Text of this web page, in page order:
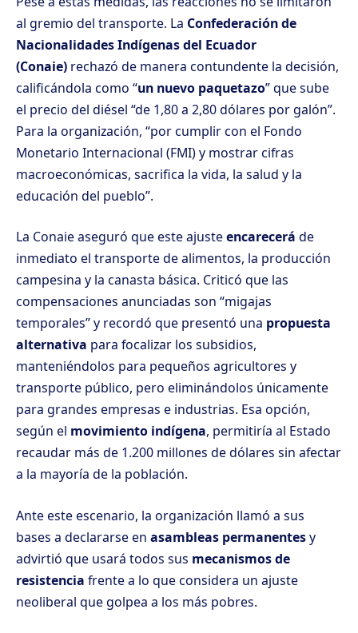
al gremio del transporte. La Confederación de
Nacionalidades Indígenas del Ecuador
(Conaie) rechazó de manera contundente la decisión,
calificándola como “un nuevo paquetazo” que sube
el precio del diésel “de 1,80 a 2,80 dólares por galón”.
Para la organización, “por cumplir con el Fondo
Monetario Internacional (FMI) y mostrar cifras
macroeconómicas, sacrifica la vida, la salud y la
educación del pueblo”.
La Conaie aseguró que este ajusteencarecerá de
inmediato el transporte de alimentos, la producción
campesina y la canasta básica. Criticó que las
compensaciones anunciadas son “migajas
temporales” y recordó que presentó una propuesta
alternativa para focalizar los subsidios,
manteniéndolos para pequeños agricultores y
transporte público, pero eliminándolos únicamente
para grandes empresas e industrias. Esa opción,
según el movimiento indígena, permitiría al Estado
recaudar más de 1.200 millones de dólares sin afectar
a la mayoría de la población.
Ante este escenario, la organización llamó a sus
bases a declararse en asambleas permanentesy
advirtió que usará todos sus mecanismos de
resistencia frente a lo que considera un ajuste
neoliberal que golpea a los más pobres.